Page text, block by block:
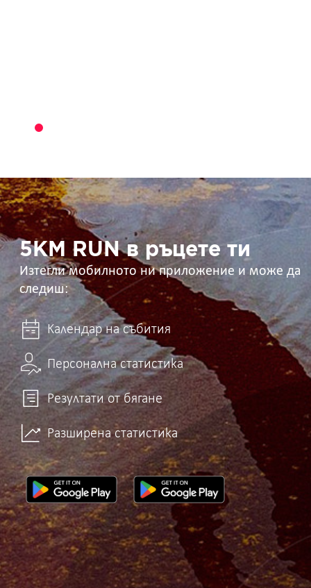
5KM
RUN
в
ръцете
ти 5KM RUN в ръцете ти
Изтегли мобилното ни приложение и може да
следиш:
Календар на събития
Персонална статистика
Резултати от бягане
Разширена статистика